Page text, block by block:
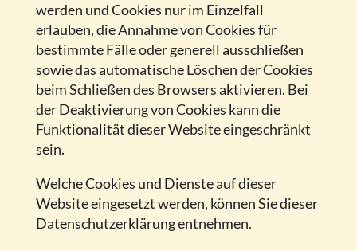
werden und Cookies nur im Einzelfall
erlauben, die Annahme von Cookies für
bestimmte Fälle oder generell ausschließen
sowie das automatische Löschen der Cookies
beim Schließen des Browsers aktivieren. Bei
der Deaktivierung von Cookies kann die
Funktionalität dieser Website eingeschränkt
sein.
Welche Cookies und Dienste auf dieser
Website eingesetzt werden, können Sie dieser
Datenschutzerklärung entnehmen.